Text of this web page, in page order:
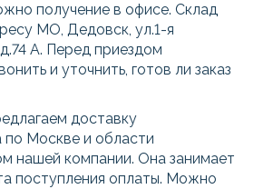
получение в офисе. Склад
МО, Дедовск, ул.1-я
А. Перед приездом
и уточнить, готов ли заказ
доставку
по Москве и области
нашей компании. Она занимает
поступления оплаты. Можно